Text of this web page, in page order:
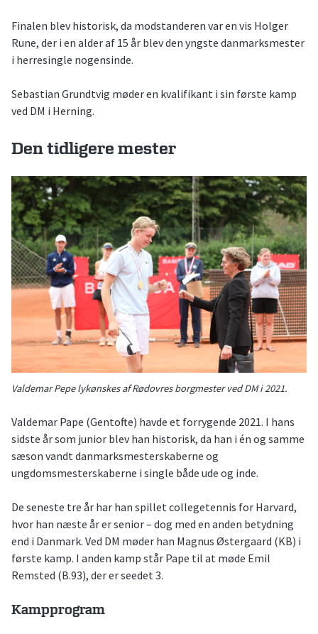
Finalen blev historisk, da modstanderen var en vis Holger
Rune, der i en alder af 15 år blev den yngste danmarksmester
i herresingle nogensinde.
Sebastian Grundtvig møder en kvalifikant i sin første kamp
ved DM i Herning.
Den tidligere mester
Valdemar Pepe lykønskes af Rødovres borgmester ved DM i 2021.
Valdemar Pape (Gentofte) havde et forrygende 2021. I hans
sidste år som junior blev han historisk, da han i én og samme
sæson vandt danmarksmesterskaberne og
ungdomsmesterskaberne i single både ude og inde.
De seneste tre år har han spillet collegetennis for Harvard,
hvor han næste år er senior – dog med en anden betydning
end i Danmark. Ved DM møder han Magnus Østergaard (KB) i
første kamp. I anden kamp står Pape til at møde Emil
Remsted (B.93), der er seedet 3.
Kampprogram